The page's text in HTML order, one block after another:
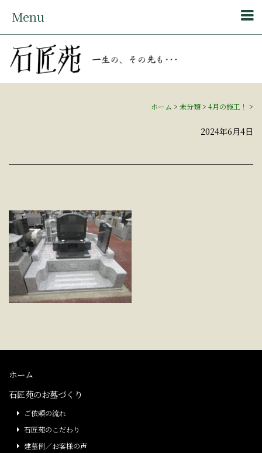
Menu
ホーム > 未分類> 4月の施工！ >
2024年6月4日
ホーム
石匠苑のお墓づくり
ご依頼の流れ
石匠苑のこだわり
建墓例／お客様の声